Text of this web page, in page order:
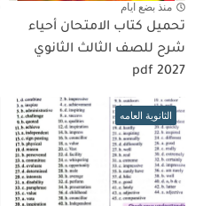
منذ بضع ايام
تحميل كتاب الامتحان أحياء
شرح للصف الثالث الثانوي
2027 pdf
الثانوية العامه